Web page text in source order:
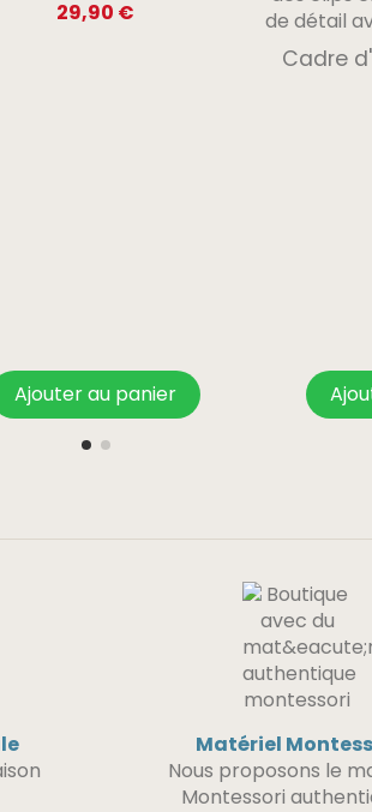
29,90 €
Ajouter au panier
Cadre
Matériel
Nous proposons le
Montessori